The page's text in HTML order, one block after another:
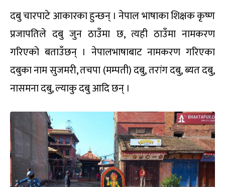
दबु चारपाटे आकारका हुन्छन् । नेपाल भाषाका शिक्षक कृष्ण
प्रजापतिले दबु जुन ठाउँमा छ, त्यही ठाउँमा नामकरण
गरिएको बताउँछन् । नेपालभाषाबाट नामकरण गरिएका
दबुका नाम सुजमरी, तचपा (मम्पती) दबु, तरांग दबु, ब्यत दबु,
नासमना दबु, ल्याकु दबु आदि छन् ।